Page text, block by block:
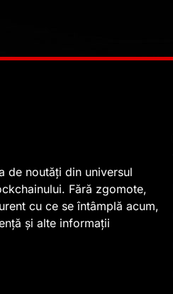
de noutăți din universul
Fără zgomote,
cu ce se întâmplă acum,
și alte informații